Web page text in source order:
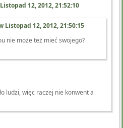
Listopad 12, 2012, 21:52:10
Listopad 12, 2012, 21:50:15
nie może też mieć swojego?
ludzi, więc raczej nie konwent a